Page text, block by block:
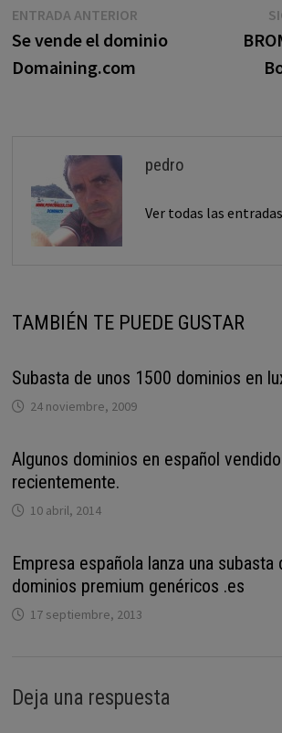
Navegación
de
entradas
ENTRADA ANTERIOREntrada
anterior:
Se vende el dominio
Domaining.com
pedro
Ver todas las
TAMBIÉN TE PUEDE GUSTAR
Subasta de unos 1500 dominios en
24 noviembre, 2009
Algunos dominios en español
recientemente.
10 abril, 2014
Empresa española lanza una subasta
dominios premium genéricos .es
17 septiembre, 2013
Deja una respuesta